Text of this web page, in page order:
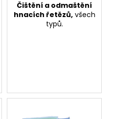
Čištění a odmaštění
hnacích řetězů,všech
typů.